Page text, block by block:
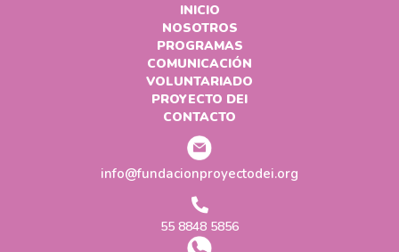
INICIO
NOSOTROS
PROGRAMAS
COMUNICACIÓN
VOLUNTARIADO
PROYECTO DEI
CONTACTO
info@fundacionproyectodei.org
55 8848 5856